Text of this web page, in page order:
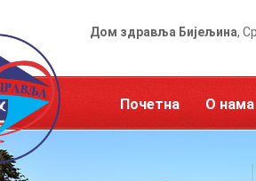
Дом здравља Бијељина,
Почетна О нама